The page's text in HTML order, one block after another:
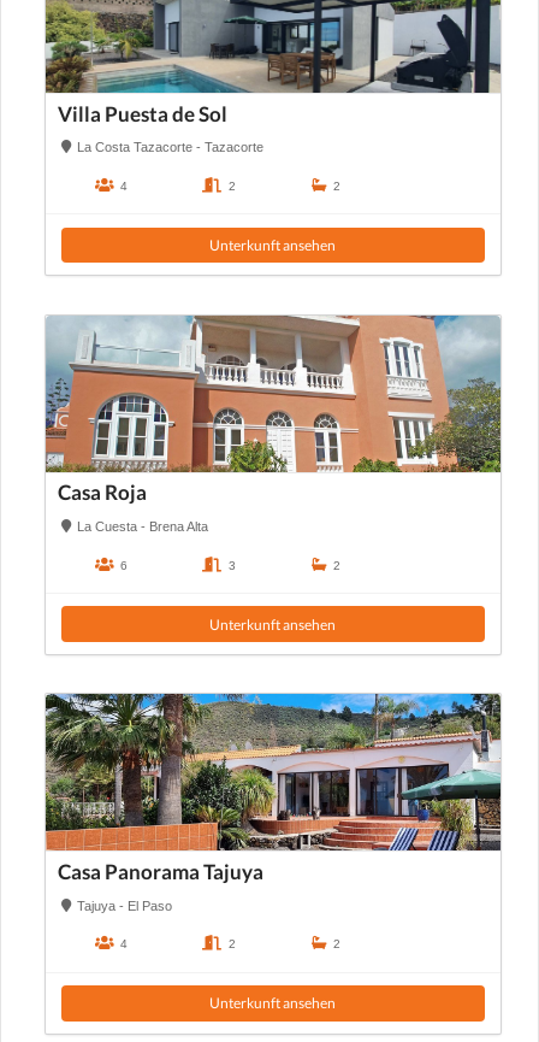
Villa Puesta de Sol
La Costa Tazacorte - Tazacorte
4 2 2
Unterkunft ansehen
Casa Roja
La Cuesta - Brena Alta
6 3 2
Unterkunft ansehen
Casa Panorama Tajuya
Tajuya - El Paso
4 2 2
Unterkunft ansehen